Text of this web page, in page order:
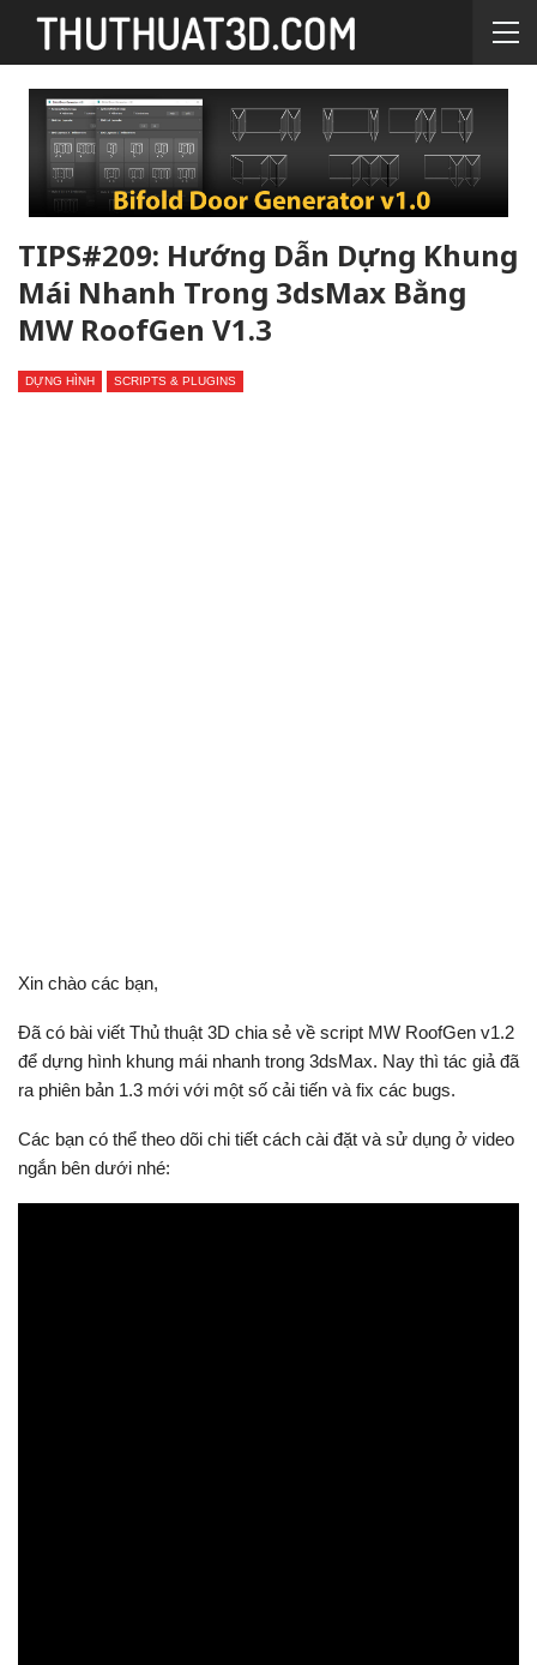
TIPS#209: Hướng Dẫn Dựng Khung
Mái Nhanh Trong 3dsMax Bằng
MW RoofGen V1.3
DỰNG HÌNH SCRIPTS & PLUGINS
Xin chào các bạn,
Đã có bài viết Thủ thuật 3D chia sẻ về script MW RoofGen v1.2
để dựng hình khung mái nhanh trong 3dsMax. Nay thì tác giả đã
ra phiên bản 1.3 mới với một số cải tiến và fix các bugs.
Các bạn có thể theo dõi chi tiết cách cài đặt và sử dụng ở video
ngắn bên dưới nhé: